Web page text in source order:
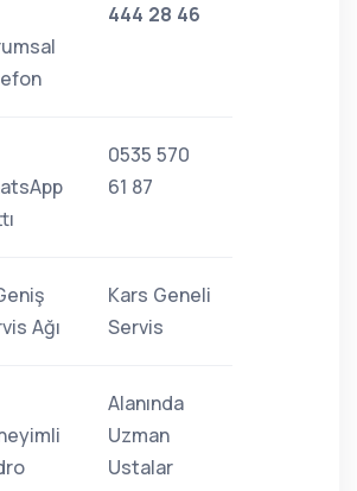
444 28 46
0535 570
61 87
Ağı
Kars Geneli
Servis
Alanında
Uzman
Ustalar